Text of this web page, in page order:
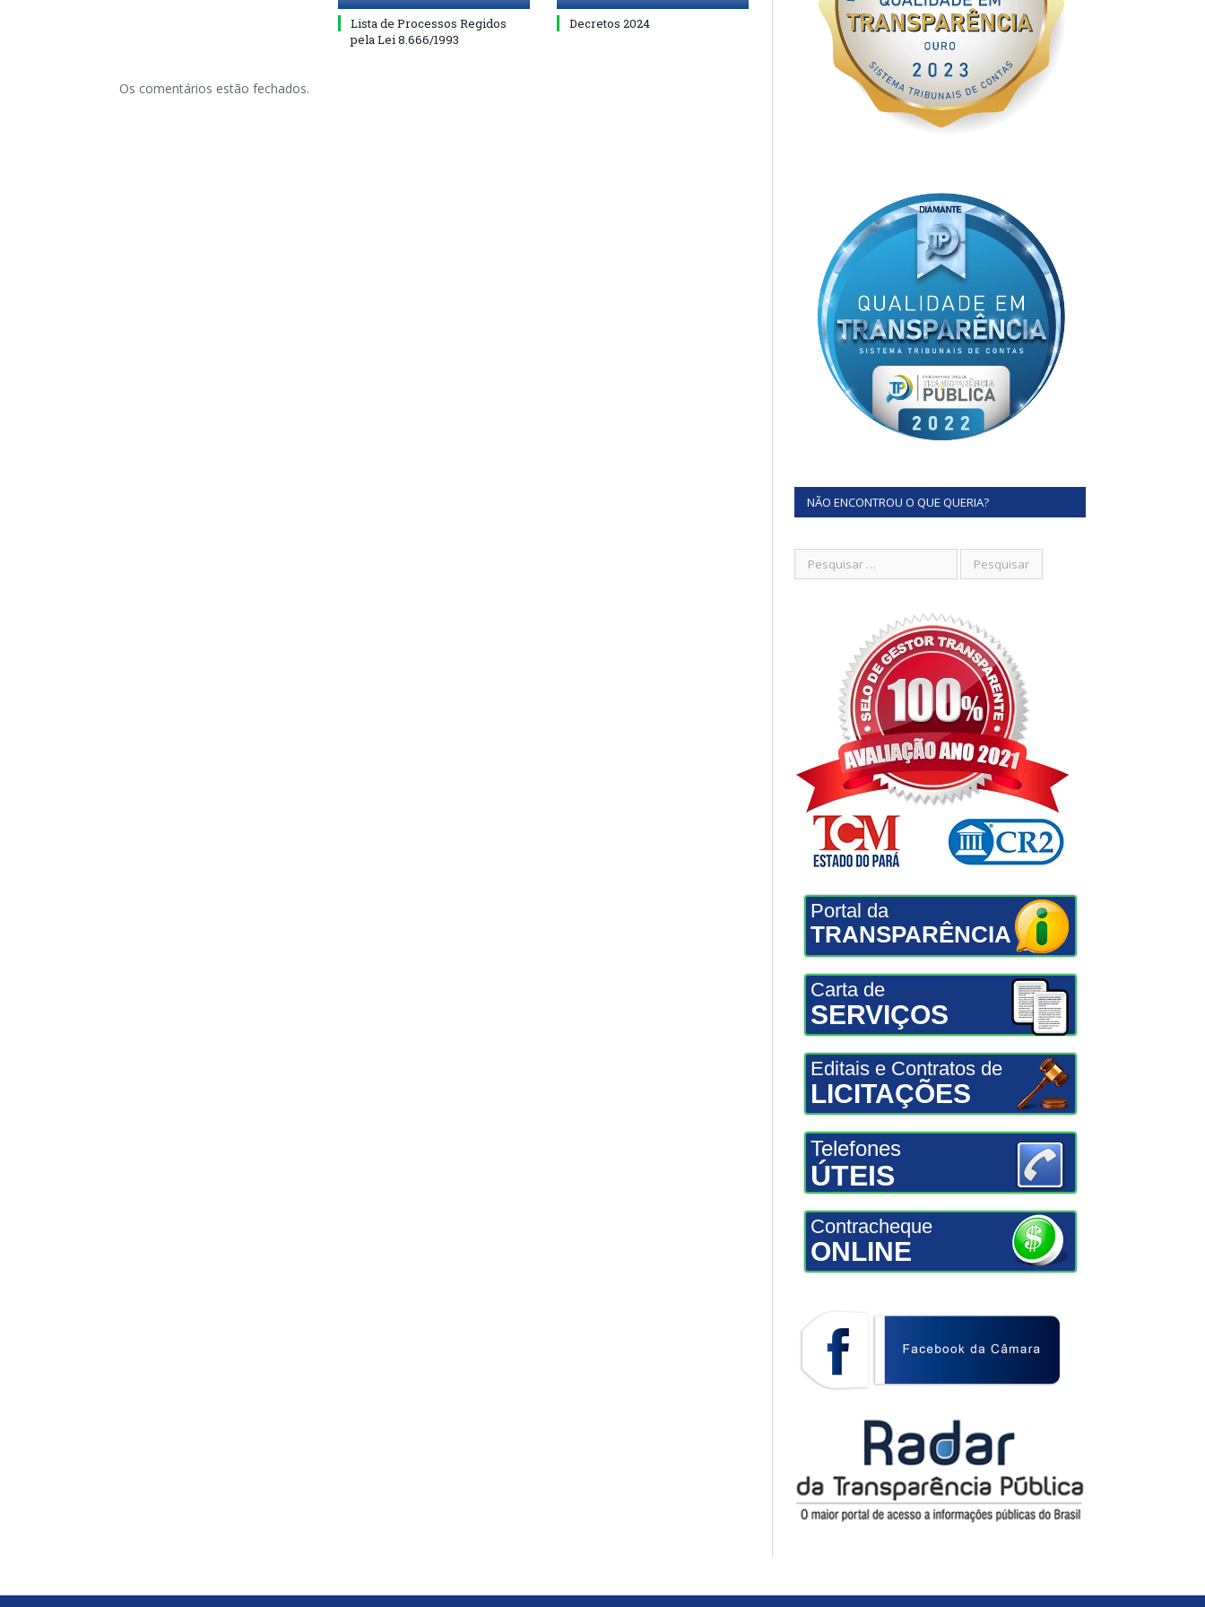
Lista de Processos Regidos
pela Lei 8.666/1993
Decretos 2024
Os comentários estão fechados.
NÃO ENCONTROU O QUE QUERIA?
Portal da
TRANSPARÊNCIA
Carta de
SERVIÇOS
Editais e Contratos de
LICITAÇÕES
Telefones
ÚTEIS
Contracheque
ONLINE